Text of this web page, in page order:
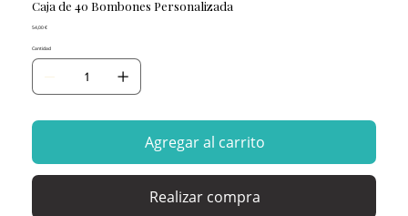
Caja de 40 Bombones Personalizada
Precio
54,00 €
Cantidad
Agregar al carrito
Realizar compra